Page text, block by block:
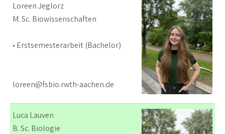
Loreen Jeglorz
M. Sc. Biowissenschaften
• Erstsemesterarbeit (Bachelor)
loreen@fsbio.rwth-aachen.de
Luca Lauven
B. Sc. Biologie